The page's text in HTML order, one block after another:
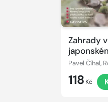
Zahrady v
118 Kč